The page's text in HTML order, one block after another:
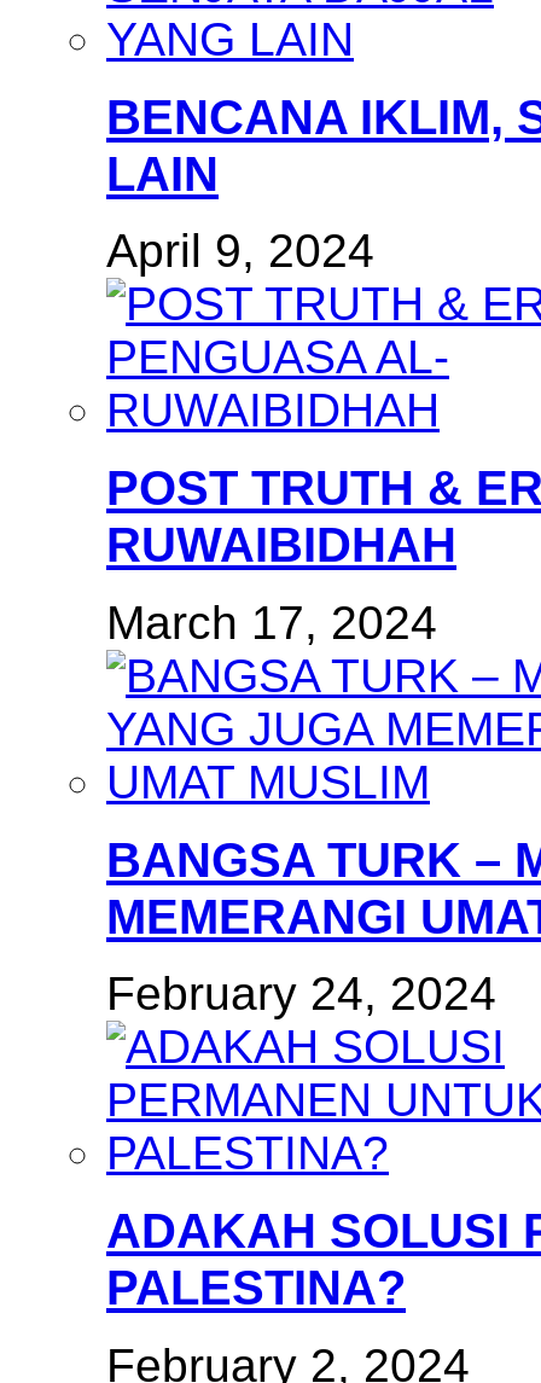
BENCANA IKLIM,
LAIN
April 9, 2024
POST TRUTH &
RUWAIBIDHAH
March 17, 2024
BANGSA TURK –
MEMERANGI
February 24, 2024
ADAKAH SOLUSI
PALESTINA?
February 2, 2024